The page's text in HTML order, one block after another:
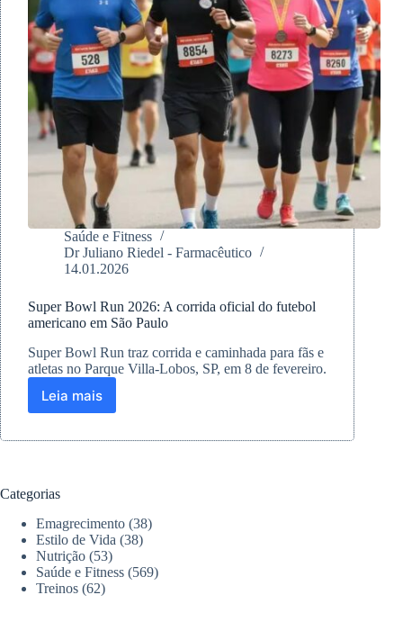
Saúde e Fitness
Dr Juliano Riedel - Farmacêutico
14.01.2026
Super Bowl Run 2026: A corrida oficial do futebol
americano em São Paulo
Super Bowl Run traz corrida e caminhada para fãs e
atletas no Parque Villa-Lobos, SP, em 8 de fevereiro.
Leia mais
Super
Run
do
futebol
americano
em
São
Categorias
Emagrecimento (38)
Estilo de Vida (38)
Nutrição (53)
Saúde e Fitness (569)
Treinos (62)